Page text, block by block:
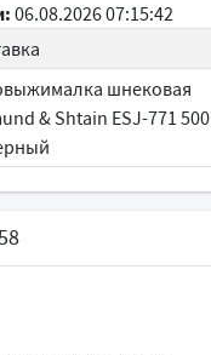
06.08.2026 07:15:42
шнековая
& Shtain ESJ-771 500